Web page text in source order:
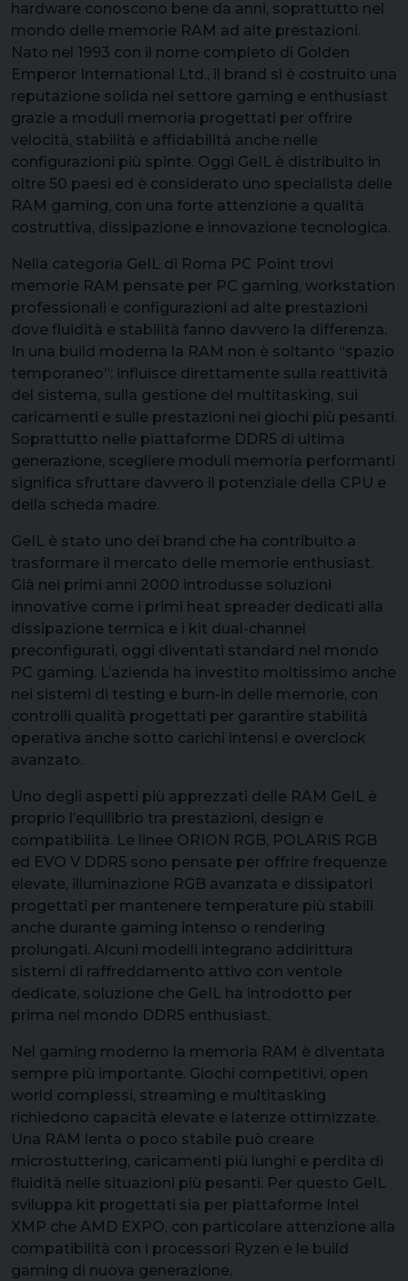
hardware conoscono bene da anni, soprattutto nel
mondo delle memorie RAM ad alte prestazioni.
Nato nel 1993 con il nome completo di Golden
Emperor International Ltd., il brand si è costruito una
reputazione solida nel settore gaming e enthusiast
grazie a moduli memoria progettati per offrire
velocità, stabilità e affidabilità anche nelle
configurazioni più spinte. Oggi GeIL è distribuito in
oltre 50 paesi ed è considerato uno specialista delle
RAM gaming, con una forte attenzione a qualità
costruttiva, dissipazione e innovazione tecnologica.
Nella categoria GeIL di Roma PC Point trovi
memorie RAM pensate per PC gaming, workstation
professionali e configurazioni ad alte prestazioni
dove fluidità e stabilità fanno davvero la differenza.
In una build moderna la RAM non è soltanto “spazio
temporaneo”: influisce direttamente sulla reattività
del sistema, sulla gestione del multitasking, sui
caricamenti e sulle prestazioni nei giochi più pesanti.
Soprattutto nelle piattaforme DDR5 di ultima
generazione, scegliere moduli memoria performanti
significa sfruttare davvero il potenziale della CPU e
della scheda madre.
GeIL è stato uno dei brand che ha contribuito a
trasformare il mercato delle memorie enthusiast.
Già nei primi anni 2000 introdusse soluzioni
innovative come i primi heat spreader dedicati alla
dissipazione termica e i kit dual-channel
preconfigurati, oggi diventati standard nel mondo
PC gaming. L’azienda ha investito moltissimo anche
nei sistemi di testing e burn-in delle memorie, con
controlli qualità progettati per garantire stabilità
operativa anche sotto carichi intensi e overclock
avanzato.
Uno degli aspetti più apprezzati delle RAM GeIL è
proprio l’equilibrio tra prestazioni, design e
compatibilità. Le linee ORION RGB, POLARIS RGB
ed EVO V DDR5 sono pensate per offrire frequenze
elevate, illuminazione RGB avanzata e dissipatori
progettati per mantenere temperature più stabili
anche durante gaming intenso o rendering
prolungati. Alcuni modelli integrano addirittura
sistemi di raffreddamento attivo con ventole
dedicate, soluzione che GeIL ha introdotto per
prima nel mondo DDR5 enthusiast.
Nel gaming moderno la memoria RAM è diventata
sempre più importante. Giochi competitivi, open
world complessi, streaming e multitasking
richiedono capacità elevate e latenze ottimizzate.
Una RAM lenta o poco stabile può creare
microstuttering, caricamenti più lunghi e perdita di
fluidità nelle situazioni più pesanti. Per questo GeIL
sviluppa kit progettati sia per piattaforme Intel
XMP che AMD EXPO, con particolare attenzione alla
compatibilità con i processori Ryzen e le build
gaming di nuova generazione.